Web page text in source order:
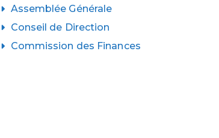
Assemblée Générale
Conseil de Direction
Commission des Finances